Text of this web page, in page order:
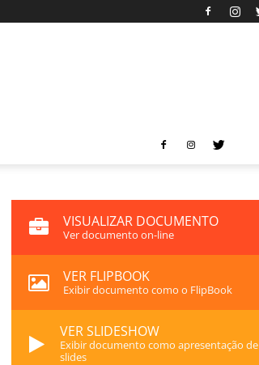
VISUALIZAR DOCUMENTO
Ver documento on-line
VER FLIPBOOK
Exibir documento como o FlipBook
VER SLIDESHOW
Exibir documento como apresentação de
slides